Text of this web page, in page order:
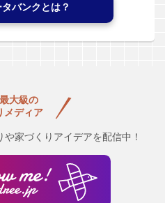
バンクとは？
大級の
メディア
家づくりアイデアを配信中！